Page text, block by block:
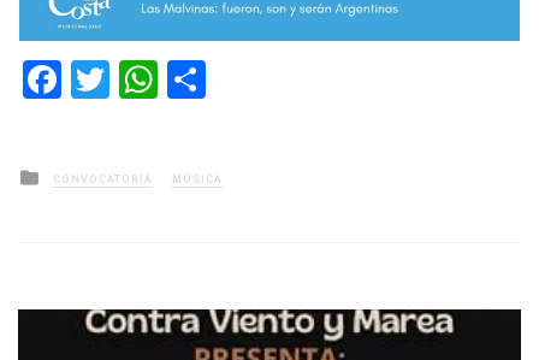
Facebook
TwitterWhatsApp
Posted
in
CONVOCATORIA MÚSICA